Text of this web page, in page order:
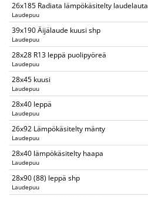
26x185 Radiata lämpökäsitelty laudelauta
Laudepuu
39x190 Äijälaude kuusi shp
Laudepuu
28x28 R13 leppä puolipyöreä
Laudepuu
28x45 kuusi
Laudepuu
28x40 leppä
Laudepuu
26x92 Lämpökäsitelty mänty
Laudepuu
28x40 lämpökäsitelty haapa
Laudepuu
28x90 (88) leppä shp
Laudepuu